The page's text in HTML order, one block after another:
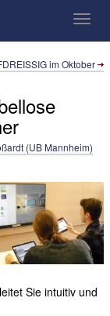
im Oktober
(UB Mannheim)
Sie intuitiv und